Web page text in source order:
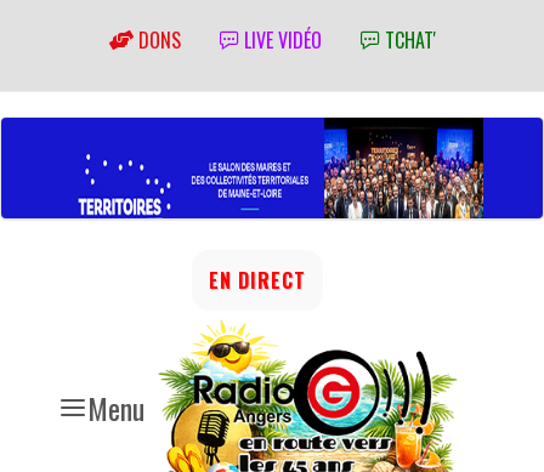
DONS LIVE VIDÉO TCHAT'
Menu
EN DIRECT